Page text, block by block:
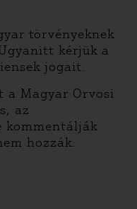
törvényeknek
kérjük a
jogait.
a Magyar Orvosi
az
kommentálják
hozzák.